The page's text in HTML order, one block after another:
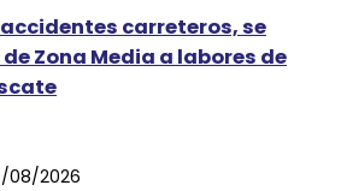
carreteros, se
Zona Media a labores de
08/2026